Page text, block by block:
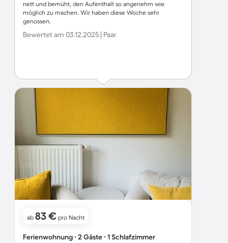
nett und bemüht, den Aufenthalt so angenehm wie
möglich zu machen. Wir haben diese Woche sehr
genossen.
Bewertet am 03.12.2025 | Paar
ab 83 € pro Nacht
Ferienwohnung ∙ 2 Gäste ∙ 1 Schlafzimmer